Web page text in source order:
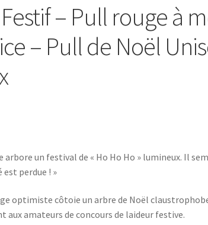
– Pull rouge à
– Pull de Noël
arbore un festival de « Ho Ho Ho » lumineux. Il
perdue ! »
optimiste côtoie un arbre de Noël
amateurs de concours de laideur festive.